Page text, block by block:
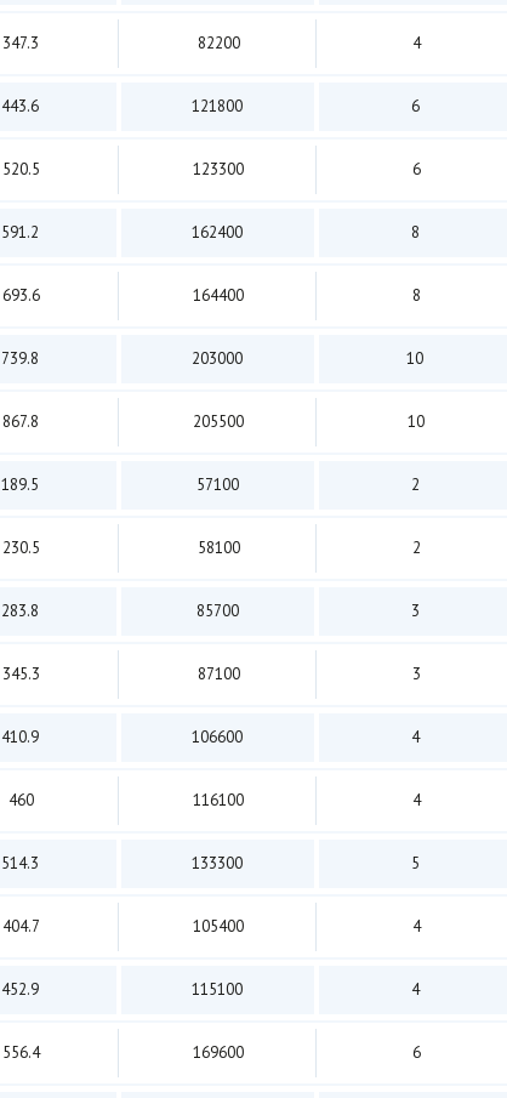
347.3 82200 4
443.6 121800 6
520.5 123300 6
591.2 162400 8
693.6 164400 8
739.8 203000 10
867.8 205500 10
189.5 57100 2
230.5 58100 2
283.8 85700 3
345.3 87100 3
410.9 106600 4
460 116100 4
514.3 133300 5
404.7 105400 4
452.9 115100 4
556.4 169600 6